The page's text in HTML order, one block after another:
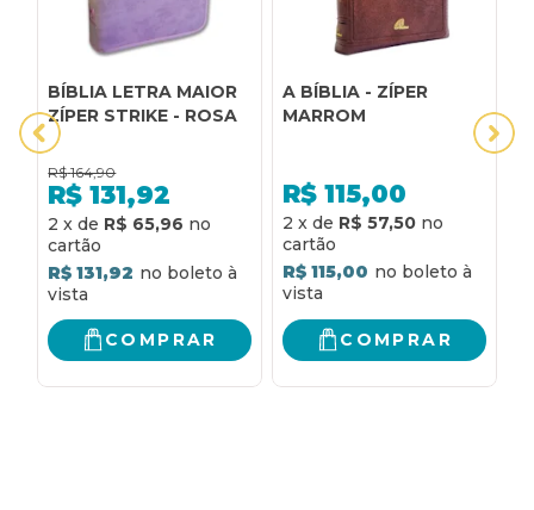
BÍBLIA LETRA MAIOR
ZÍPER STRIKE - ROSA
R$ 164,90
R$ 131,92
2 x de R$ 65,96
R$ 131,92
COMPRAR
A BÍBLIA - ZÍPER
MARROM
R$ 115,00
2 x de R$ 57,50
R$ 115,00
COMPRAR